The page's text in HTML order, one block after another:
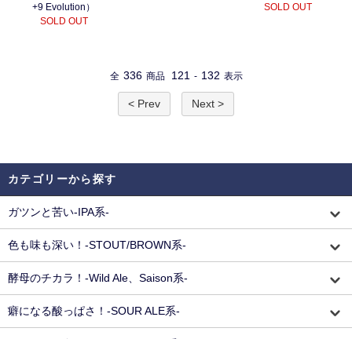
+9 Evolution）
SOLD OUT
SOLD OUT
全 336 商品 121 - 132 表示
< Prev Next >
カテゴリーから探す
ガツンと苦い-IPA系-
色も味も深い！-STOUT/BROWN系-
酵母のチカラ！-Wild Ale、Saison系-
癖になる酸っぱさ！-SOUR ALE系-